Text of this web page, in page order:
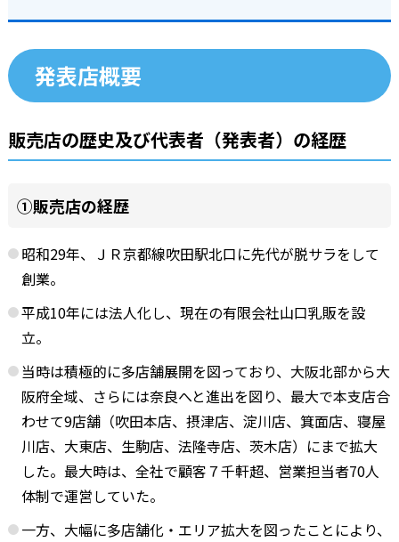
発表店概要
販売店の歴史及び代表者（発表者）の経歴
①販売店の経歴
昭和29年、ＪＲ京都線吹田駅北口に先代が脱サラをして
創業。
平成10年には法人化し、現在の有限会社山口乳販を設
立。
当時は積極的に多店舗展開を図っており、大阪北部から大
阪府全域、さらには奈良へと進出を図り、最大で本支店合
わせて9店舗（吹田本店、摂津店、淀川店、箕面店、寝屋
川店、大東店、生駒店、法隆寺店、茨木店）にまで拡大
した。最大時は、全社で顧客７千軒超、営業担当者70人
体制で運営していた。
一方、大幅に多店舗化・エリア拡大を図ったことにより、